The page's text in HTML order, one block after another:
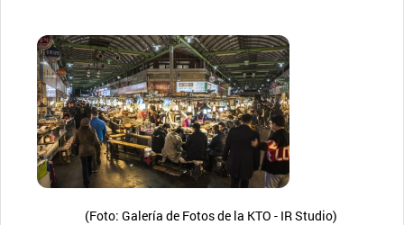
(Foto: Galería de Fotos de la KTO - IR Studio)